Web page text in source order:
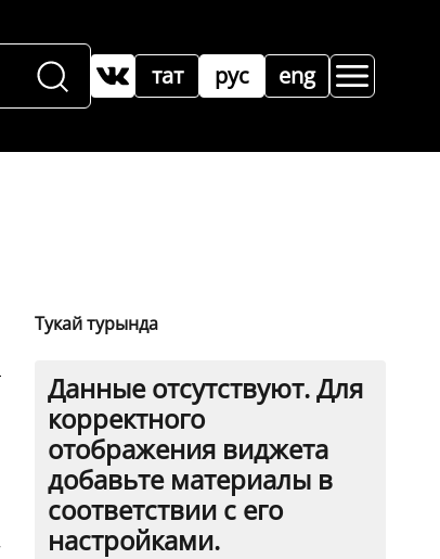
рус
тат eng
Тукай турында
Данные отсутствуют. Для
корректного
отображения виджета
добавьте материалы в
соответствии с его
настройками.